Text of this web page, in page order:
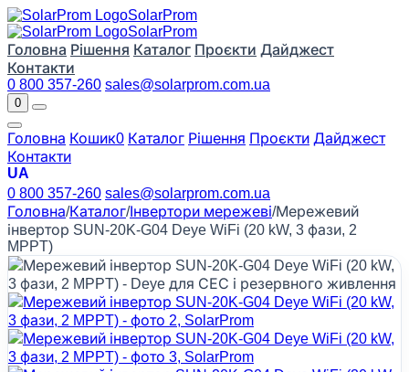
SolarProm
SolarProm
Головна Рішення Каталог Проєкти Дайджест
Контакти
0 800 357-260 sales@solarprom.com.ua
0
Головна Кошик0 Каталог Рішення Проєкти Дайджест
Контакти
UA
0 800 357-260 sales@solarprom.com.ua
Головна/Каталог/Інвертори мережеві/Мережевий
інвертор SUN-20K-G04 Deye WiFi (20 kW, 3 фази, 2
MPPT)